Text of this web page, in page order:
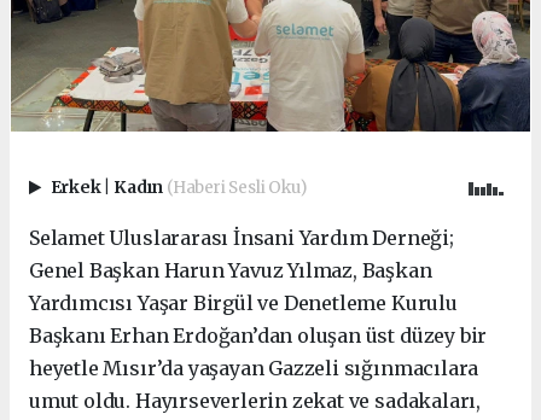
Erkek Kadın (Haberi Sesli Oku)
Selamet Uluslararası İnsani Yardım Derneği;
Genel Başkan Harun Yavuz Yılmaz, Başkan
Yardımcısı Yaşar Birgül ve Denetleme Kurulu
Başkanı Erhan Erdoğan’dan oluşan üst düzey bir
heyetle Mısır’da yaşayan Gazzeli sığınmacılara
umut oldu. Hayırseverlerin zekat ve sadakaları,